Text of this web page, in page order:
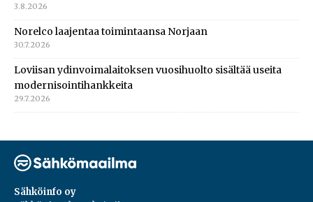
3.8.2026
Norelco laajentaa toimintaansa Norjaan
30.7.2026
Loviisan ydinvoimalaitoksen vuosihuolto sisältää useita
modernisointihankkeita
29.7.2026
Sähköinfo oy